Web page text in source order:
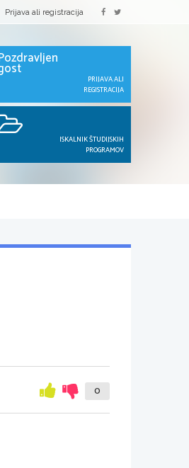
Prijava ali registracija
PRIJAVA ALI
REGISTRACIJA
ISKALNIK ŠTUDIJSKIH
PROGRAMOV
0